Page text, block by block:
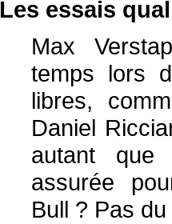
Les essais
Max
temps lors
libres,
Daniel
autant que
assurée
Bull ? Pas